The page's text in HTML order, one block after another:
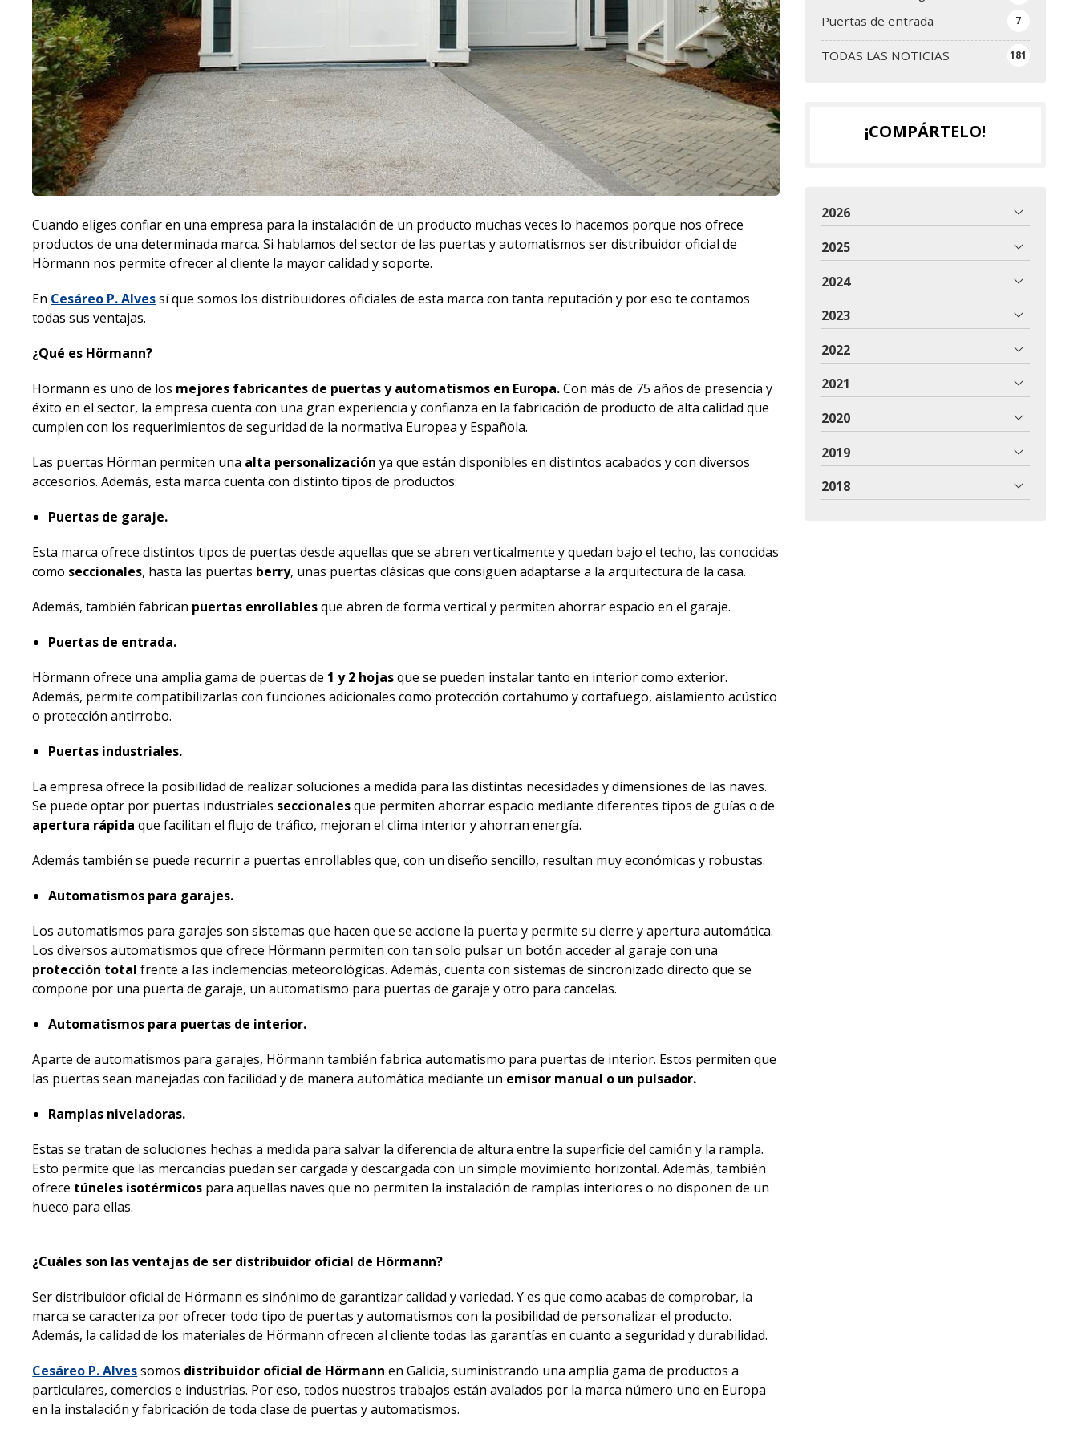
TODAS LAS NOTICIAS 181
Puertas de entrada 7
Cuando eliges confiar en una empresa para la instalación de un producto muchas veces lo hacemos porque nos ofrece
productos de una determinada marca. Si hablamos del sector de las puertas y automatismos ser distribuidor oficial de
Hörmann nos permite ofrecer al cliente la mayor calidad y soporte.
En Cesáreo P. Alvessí que somos los distribuidores oficiales de esta marca con tanta reputación y por eso te contamos
todas sus ventajas.
¿Qué es Hörmann?
Hörmann es uno de los mejores fabricantes de puertas y automatismos en Europa.Con más de 75 años de presencia y
éxito en el sector, la empresa cuenta con una gran experiencia y confianza en la fabricación de producto de alta calidad que
cumplen con los requerimientos de seguridad de la normativa Europea y Española.
Las puertas Hörman permiten una alta personalización ya que están disponibles en distintos acabados y con diversos
accesorios. Además, esta marca cuenta con distinto tipos de productos:
Puertas de garaje.
Esta marca ofrece distintos tipos de puertas desde aquellas que se abren verticalmente y quedan bajo el techo, las conocidas
como seccionales, hasta las puertas berry, unas puertas clásicas que consiguen adaptarse a la arquitectura de la casa.
Además, también fabrican puertas enrollablesque abren de forma vertical y permiten ahorrar espacio en el garaje.
Puertas de entrada.
Hörmann ofrece una amplia gama de puertas de 1 y 2 hojasque se pueden instalar tanto en interior como exterior.
Además, permite compatibilizarlas con funciones adicionales como protección cortahumo y cortafuego, aislamiento acústico
o protección antirrobo.
Puertas industriales.
La empresa ofrece la posibilidad de realizar soluciones a medida para las distintas necesidades y dimensiones de las naves.
Se puede optar por puertas industriales seccionalesque permiten ahorrar espacio mediante diferentes tipos de guías o de
apertura rápida que facilitan el flujo de tráfico, mejoran el clima interior y ahorran energía.
Además también se puede recurrir a puertas enrollables que, con un diseño sencillo, resultan muy económicas y robustas.
Automatismos para garajes.
Los automatismos para garajes son sistemas que hacen que se accione la puerta y permite su cierre y apertura automática.
Los diversos automatismos que ofrece Hörmann permiten con tan solo pulsar un botón acceder al garaje con una
protección total frente a las inclemencias meteorológicas. Además, cuenta con sistemas de sincronizado directo que se
compone por una puerta de garaje, un automatismo para puertas de garaje y otro para cancelas.
Automatismos para puertas de interior.
Aparte de automatismos para garajes, Hörmann también fabrica automatismo para puertas de interior. Estos permiten que
las puertas sean manejadas con facilidad y de manera automática mediante un emisor manual o un pulsador.
Ramplas niveladoras.
Estas se tratan de soluciones hechas a medida para salvar la diferencia de altura entre la superficie del camión y la rampla.
Esto permite que las mercancías puedan ser cargada y descargada con un simple movimiento horizontal. Además, también
ofrece túneles isotérmicos para aquellas naves que no permiten la instalación de ramplas interiores o no disponen de un
hueco para ellas.
¿Cuáles son las ventajas de ser distribuidor oficial de Hörmann?
Ser distribuidor oficial de Hörmann es sinónimo de garantizar calidad y variedad. Y es que como acabas de comprobar, la
marca se caracteriza por ofrecer todo tipo de puertas y automatismos con la posibilidad de personalizar el producto.
Además, la calidad de los materiales de Hörmann ofrecen al cliente todas las garantías en cuanto a seguridad y durabilidad.
Cesáreo P. Alvessomos distribuidor oficial de Hörmann en Galicia, suministrando una amplia gama de productos a
particulares, comercios e industrias. Por eso, todos nuestros trabajos están avalados por la marca número uno en Europa
en la instalación y fabricación de toda clase de puertas y automatismos.
¡COMPÁRTELO!
2026
2025
2024
2023
2022
2021
2020
2019
2018